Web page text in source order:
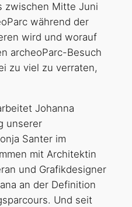
zwischen Mitte Juni
während der
wird und worauf
archeoParc-Besuch
zu viel zu verraten,
Johanna
unserer
Santer im
mit Architektin
und Grafikdesigner
an der Definition
Und seit